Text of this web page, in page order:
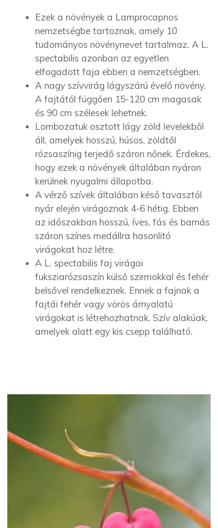
Ezek a növények a Lamprocapnos
nemzetségbe tartoznak, amely 10
tudományos növénynevet tartalmaz. A L.
spectabilis azonban az egyetlen
elfogadott faja ebben a nemzetségben.
A nagy szívvirág lágyszárú évelő növény.
A fajtától függően 15-120 cm magasak
és 90 cm szélesek lehetnek.
Lombozatuk osztott lágy zöld levelekből
áll, amelyek hosszú, húsos, zöldtől
rózsaszínig terjedő száron nőnek. Érdekes,
hogy ezek a növények általában nyáron
kerülnek nyugalmi állapotba.
A vérző szívek általában késő tavasztól
nyár elején virágoznak 4-6 hétig. Ebben
az időszakban hosszú, íves, fás és barnás
száron színes medállra hasonlitó
virágokat hoz létre.
A L. spectabilis faj virágai
fuksziarózsaszín külső szirmokkal és fehér
belsővel rendelkeznek. Ennek a fajnak a
fajtái fehér vagy vörös árnyalatú
virágokat is létrehozhatnak. Szív alakúak,
amelyek alatt egy kis csepp található.